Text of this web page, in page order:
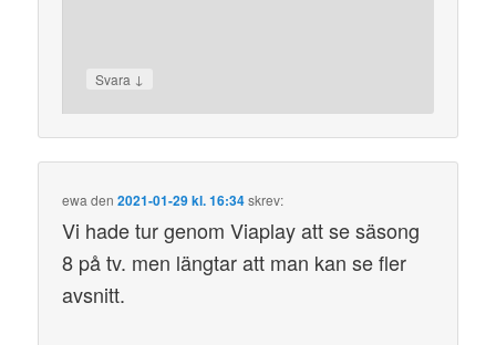
Svara ↓
ewa den2021-01-29 kl. 16:34skrev:
Vi hade tur genom Viaplay att se säsong
8 på tv. men längtar att man kan se fler
avsnitt.